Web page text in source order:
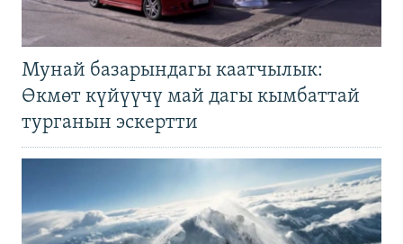
Мунай базарындагы каатчылык:
Өкмөт күйүүчү май дагы кымбаттай
турганын эскертти